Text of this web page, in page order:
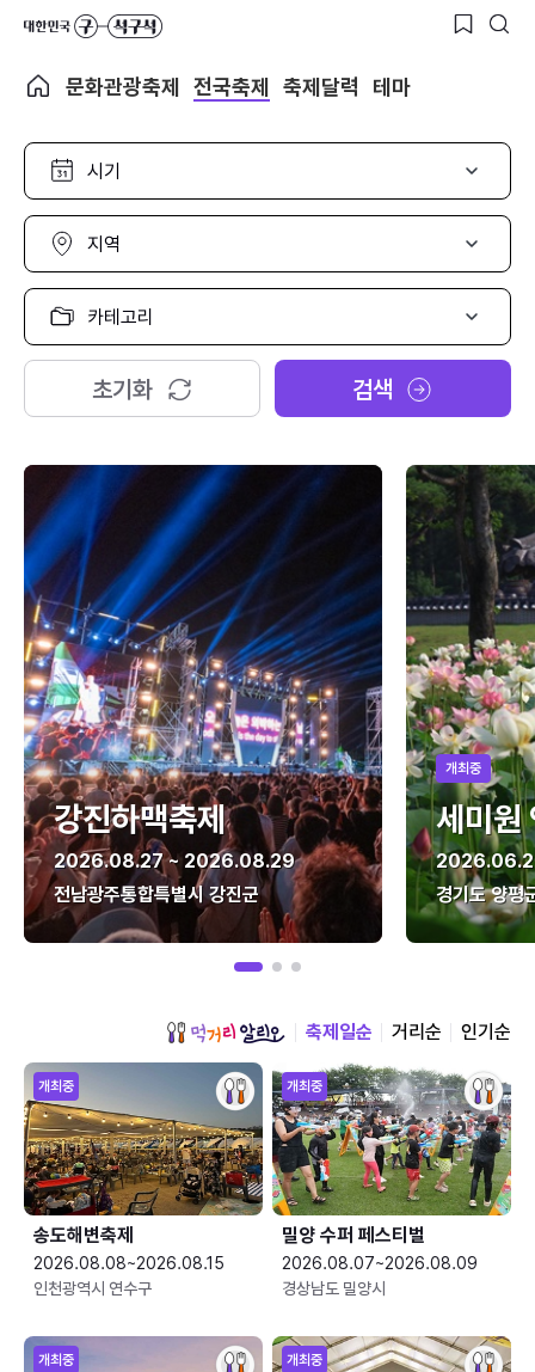
문화관광축제 전국축제 축제달력 테마
시
선
택
지
선
택
카
고
리
택
초기화 검색
강진하맥축제
2026.08.27 ~ 2026.08.29
전남광주통합특별시 강진군
개최중
세미원
경기도 양평
축제일순 거리순 인기순
개최중
송도해변축제
2026.08.08~2026.08.15
인천광역시 연수구
개최중
밀양 수퍼 페스티벌
2026.08.07~2026.08.09
경상남도 밀양시
개최중 개최중